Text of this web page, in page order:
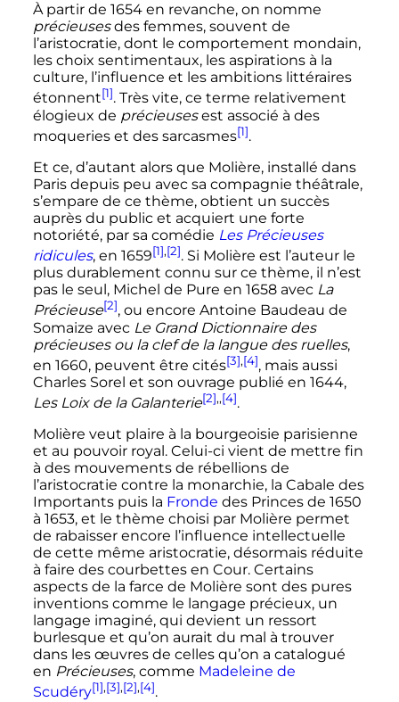
À partir de 1654 en revanche, on nomme
précieusesdes femmes, souvent de
l’aristocratie, dont le comportement mondain,
les choix sentimentaux, les aspirations à la
culture, l’influence et les ambitions littéraires
étonnent[1]. Très vite, ce terme relativement
élogieux de précieusesest associé à des
moqueries et des sarcasmes[1].
Et ce, d’autant alors que Molière, installé dans
Paris depuis peu avec sa compagnie théâtrale,
s’empare de ce thème, obtient un succès
auprès du public et acquiert une forte
notoriété, par sa comédie Les Précieuses
ridicules, en 1659[1],[2]. Si Molière est l’auteur le
plus durablement connu sur ce thème, il n’est
pas le seul, Michel de Pure en 1658 avec La
Précieuse[2], ou encore Antoine Baudeau de
Somaize avec Le Grand Dictionnaire des
précieuses ou la clef de la langue des ruelles,
en 1660, peuvent être cités[3],[4], mais aussi
Charles Sorel et son ouvrage publié en 1644,
Les Loix de la Galanterie[2],,[4].
Molière veut plaire à la bourgeoisie parisienne
et au pouvoir royal. Celui-ci vient de mettre fin
à des mouvements de rébellions de
l’aristocratie contre la monarchie, la Cabale des
Importants puis la Fronde des Princes de 1650
à 1653, et le thème choisi par Molière permet
de rabaisser encore l’influence intellectuelle
de cette même aristocratie, désormais réduite
à faire des courbettes en Cour. Certains
aspects de la farce de Molière sont des pures
inventions comme le langage précieux, un
langage imaginé, qui devient un ressort
burlesque et qu’on aurait du mal à trouver
dans les œuvres de celles qu’on a catalogué
en Précieuses, comme Madeleine de
Scudéry[1],[3],[2],[4].